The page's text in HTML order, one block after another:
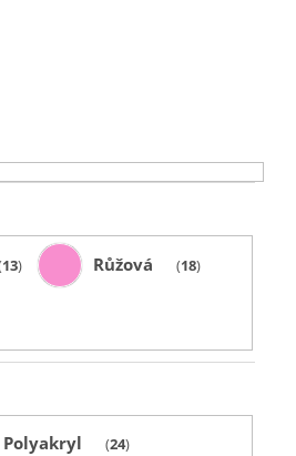
13 Růžová 18
Polyakryl 24